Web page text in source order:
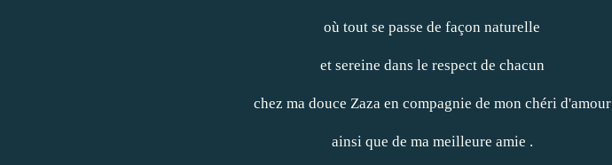
où tout se passe de façon naturelle
et sereine dans le respect de chacun
chez ma douce Zaza en compagnie de mon chéri d'amour
ainsi que de ma meilleure amie .